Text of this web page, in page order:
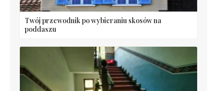
Twój przewodnik po wybieraniu skosów na
poddaszu